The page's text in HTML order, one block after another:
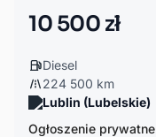
10 500 zł
Diesel
224 500 km
Lublin (Lubelskie)
Ogłoszenie prywatne